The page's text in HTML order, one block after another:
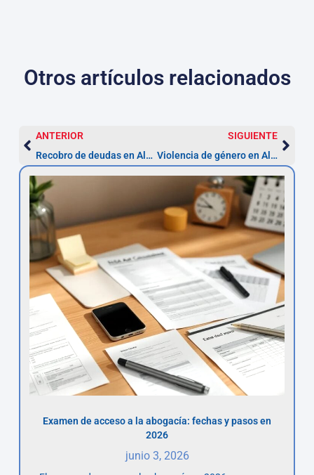
Otros artículos relacionados
ANTERIOR
Recobro de deudas en Alcorcón: cuánto puedes recuperar
SIGUIENTE
Violencia de género en Alcorcón: protección inmediata y asesoría
Examen de acceso a la abogacía: fechas y pasos en
2026
junio 3, 2026